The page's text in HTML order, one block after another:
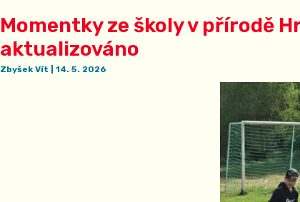
Momentky ze školy v přírodě
aktualizováno
Zbyšek Vít 14. 5. 2026